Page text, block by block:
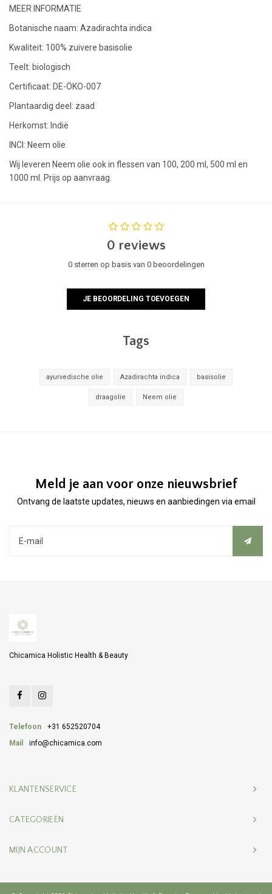
MEER INFORMATIE
Botanische naam: Azadirachta indica
Kwaliteit: 100% zuivere basisolie
Teelt: biologisch
Certificaat: DE-ÖKO-007
Plantaardig deel: zaad
Herkomst: Indië
INCI: Neem olie
Wij leveren Neem olie ook in flessen van 100, 200 ml, 500 ml en
1000 ml. Prijs op aanvraag.
0 reviews
0 sterren op basis van 0 beoordelingen
JE BEOORDELING TOEVOEGEN
Tags
ayurvedische olie Azadirachta indica basisolie
draagolie Neem olie
Meld je aan voor onze nieuwsbrief
Ontvang de laatste updates, nieuws en aanbiedingen via email
Chicamica Holistic Health & Beauty
Telefoon
+31 652520704
Mail
info@chicamica.com
KLANTENSERVICE
CATEGORIEËN
MIJN ACCOUNT